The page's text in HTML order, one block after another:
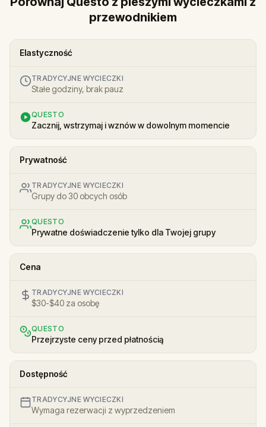
przewodnikiem
Elastyczność
TRADYCYJNE WYCIECZKI
Stałe godziny, brak pauz
QUESTO
Zacznij, wstrzymaj i wznów w dowolnym momencie
Prywatność
TRADYCYJNE WYCIECZKI
Grupy do 30 obcych osób
QUESTO
Prywatne doświadczenie tylko dla Twojej grupy
Cena
TRADYCYJNE WYCIECZKI
$30-$40 za osobę
QUESTO
Przejrzyste ceny przed płatnością
Dostępność
TRADYCYJNE WYCIECZKI
Wymaga rezerwacji z wyprzedzeniem